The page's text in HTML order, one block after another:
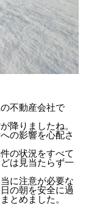
不動産会社で
降りましたね。
の影響を心配さ
の状況をすべて
は見当たらず一
に注意が必要な
の朝を安全に過
とめました。